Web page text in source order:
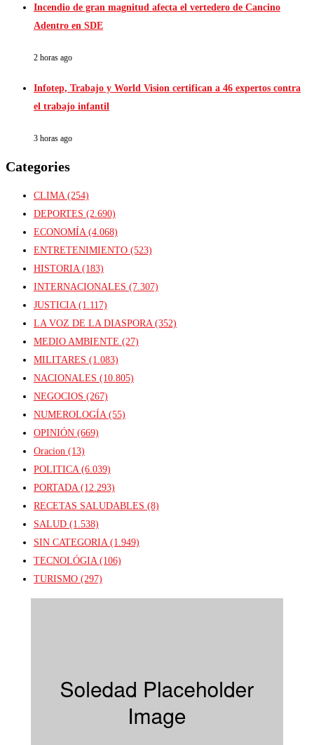
Incendio de gran magnitud afecta el vertedero de Cancino
Adentro en SDE
2 horas ago
Infotep, Trabajo y World Vision certifican a 46 expertos contra
el trabajo infantil
3 horas ago
Categories
CLIMA (254)
DEPORTES (2.690)
ECONOMÍA (4.068)
ENTRETENIMIENTO (523)
HISTORIA (183)
INTERNACIONALES (7.307)
JUSTICIA (1.117)
LA VOZ DE LA DIASPORA (352)
MEDIO AMBIENTE (27)
MILITARES (1.083)
NACIONALES (10.805)
NEGOCIOS (267)
NUMEROLOGÍA (55)
OPINIÓN (669)
Oracion (13)
POLITICA (6.039)
PORTADA (12.293)
RECETAS SALUDABLES (8)
SALUD (1.538)
SIN CATEGORIA (1.949)
TECNOLÓGIA (106)
TURISMO (297)